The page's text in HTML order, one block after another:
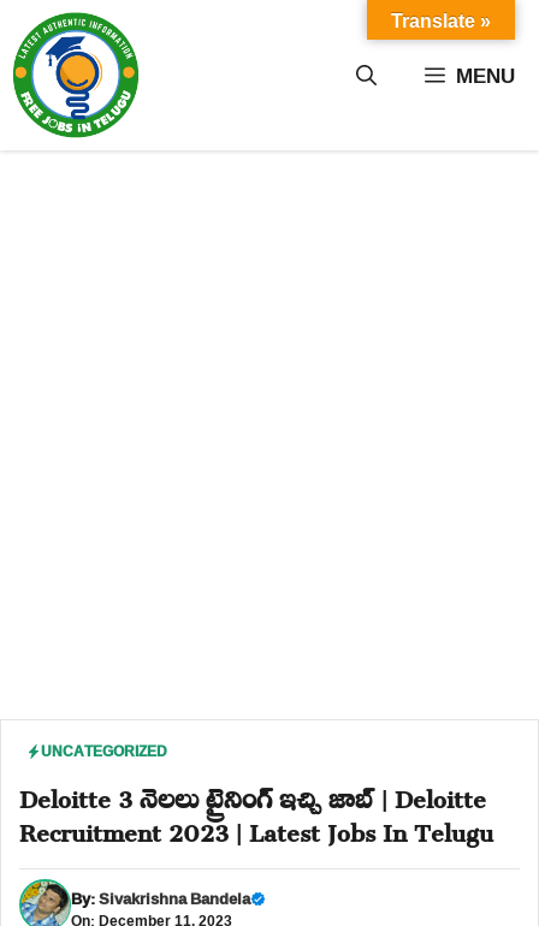
content MENU
UNCATEGORIZED
Deloitte 3 నెలలు ట్రైనింగ్ ఇచ్చి జాబ్ | Deloitte
Recruitment 2023 | Latest Jobs In Telugu
By:Sivakrishna Bandela
On: December 11, 2023
Translate »